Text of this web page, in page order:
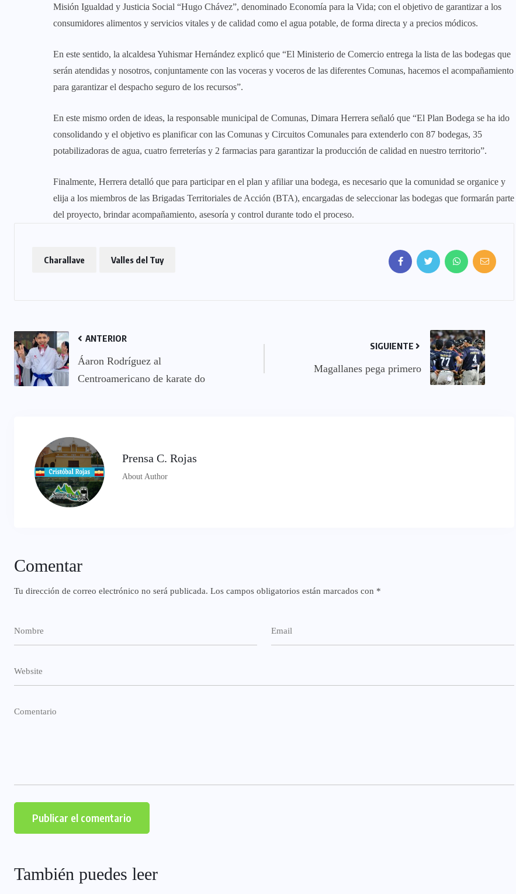
Misión Igualdad y Justicia Social “Hugo Chávez”, denominado Economía para la Vida; con el objetivo de garantizar a los
consumidores alimentos y servicios vitales y de calidad como el agua potable, de forma directa y a precios módicos.
En este sentido, la alcaldesa Yuhismar Hernández explicó que “El Ministerio de Comercio entrega la lista de las bodegas que
serán atendidas y nosotros, conjuntamente con las voceras y voceros de las diferentes Comunas, hacemos el acompañamiento
para garantizar el despacho seguro de los recursos”.
En este mismo orden de ideas, la responsable municipal de Comunas, Dimara Herrera señaló que “El Plan Bodega se ha ido
consolidando y el objetivo es planificar con las Comunas y Circuitos Comunales para extenderlo con 87 bodegas, 35
potabilizadoras de agua, cuatro ferreterías y 2 farmacias para garantizar la producción de calidad en nuestro territorio”.
Finalmente, Herrera detalló que para participar en el plan y afiliar una bodega, es necesario que la comunidad se organice y
elija a los miembros de las Brigadas Territoriales de Acción (BTA), encargadas de seleccionar las bodegas que formarán parte
del proyecto, brindar acompañamiento, asesoría y control durante todo el proceso.
Charallave Valles del Tuy
ANTERIOR
Áaron Rodríguez al
Centroamericano de karate do
SIGUIENTE
Magallanes pega primero
Prensa C. Rojas
About Author
Comentar
Tu dirección de correo electrónico no será publicada. Los campos obligatorios están marcados con *
También puedes leer